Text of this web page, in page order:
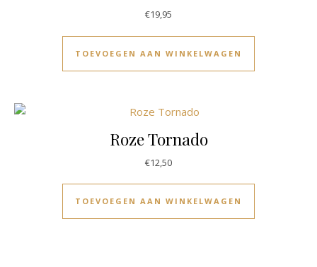
€19,95
TOEVOEGEN AAN WINKELWAGEN
Roze Tornado
€12,50
TOEVOEGEN AAN WINKELWAGEN